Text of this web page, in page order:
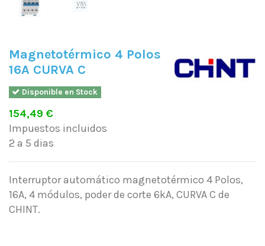
Magnetotérmico 4 Polos
16A CURVA C
Disponible en Stock
154,49 €
Impuestos incluidos
2 a 5 dias
Interruptor automático magnetotérmico 4 Polos,
16A, 4 módulos, poder de corte 6kA, CURVA C de
CHINT.